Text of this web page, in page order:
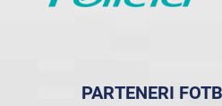
PARTENERI